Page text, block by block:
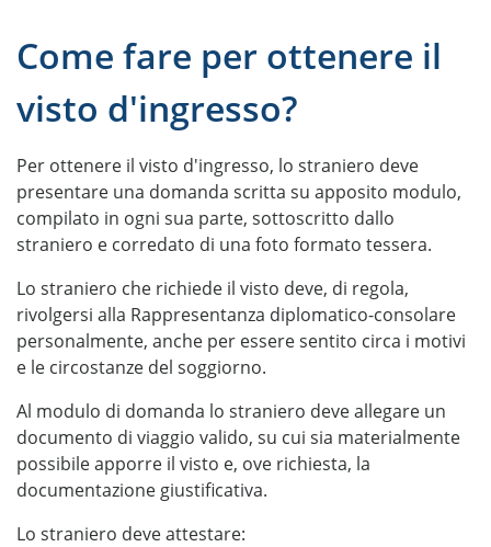
Come fare per ottenere il
visto d'ingresso?
Per ottenere il visto d'ingresso, lo straniero deve
presentare una domanda scritta su apposito modulo,
compilato in ogni sua parte, sottoscritto dallo
straniero e corredato di una foto formato tessera.
Lo straniero che richiede il visto deve, di regola,
rivolgersi alla Rappresentanza diplomatico-consolare
personalmente, anche per essere sentito circa i motivi
e le circostanze del soggiorno.
Al modulo di domanda lo straniero deve allegare un
documento di viaggio valido, su cui sia materialmente
possibile apporre il visto e, ove richiesta, la
documentazione giustificativa.
Lo straniero deve attestare: